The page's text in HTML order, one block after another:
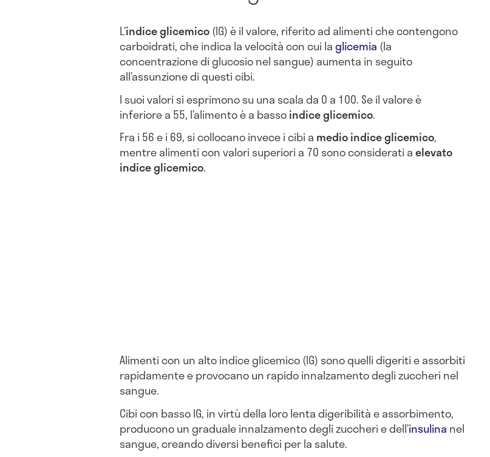
L’indice glicemico(IG) è il valore, riferito ad alimenti che contengono
carboidrati, che indica la velocità con cui laglicemia (la
concentrazione di glucosio nel sangue) aumenta in seguito
all’assunzione di questi cibi.
I suoi valori si esprimono su una scala da 0 a 100. Se il valore è
inferiore a 55, l’alimento è a bassoindice glicemico.
Fra i 56 e i 69, si collocano invece i cibi a medio indice glicemico,
mentre alimenti con valori superiori a 70 sono considerati aelevato
indice glicemico.
Alimenti con un alto indice glicemico (IG) sono quelli digeriti e assorbiti
rapidamente e provocano un rapido innalzamento degli zuccheri nel
sangue.
Cibi con basso IG, in virtù della loro lenta digeribilità e assorbimento,
producono un graduale innalzamento degli zuccheri e dell’insulina nel
sangue, creando diversi benefici per la salute.